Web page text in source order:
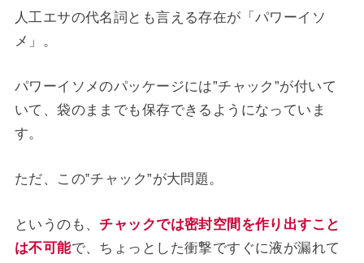
人工エサの代名詞とも言える存在が「パワーイソ
メ」。
パワーイソメのパッケージには”チャック”が付いて
いて、袋のままでも保存できるようになっていま
す。
ただ、この‟チャック”が大問題。
というのも、チャックでは密封空間を作り出すこと
は不可能で、ちょっとした衝撃ですぐに液が漏れて